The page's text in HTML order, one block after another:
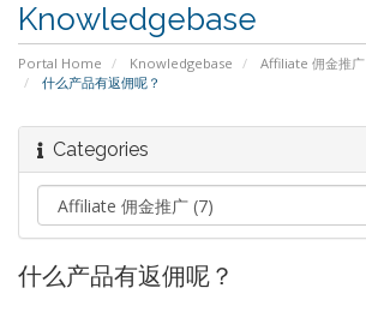
Knowledgebase
Portal Home Knowledgebase
Affiliate 佣金推广
什么产品有返佣呢？
Categories
什么产品有返佣呢？